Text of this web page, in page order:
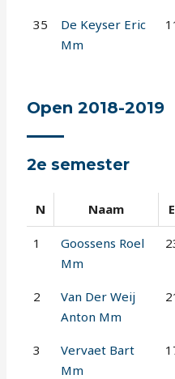
35
De Keyser Eric
Mm
Open 2018-2019
2e semester
N Naam
1
Goossens Roel
Mm
2
Van Der Weij
Anton Mm
3
Vervaet Bart
Mm